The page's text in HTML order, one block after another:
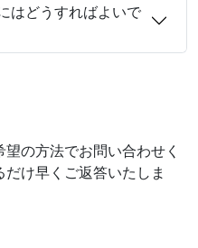
はどうすればよいで
の方法でお問い合わせく
け早くご返答いたしま